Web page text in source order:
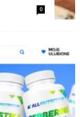
0